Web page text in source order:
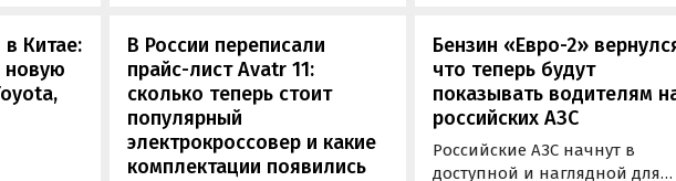
Китае:
новую
В России переписали
прайс-лист Avatr 11:
сколько теперь стоит
популярный
электрокроссовер и какие
комплектации появились
Бензин «Евро-2»
что теперь будут
показывать водителям
российских АЗС
Российские АЗС начнут в
доступной и наглядной для